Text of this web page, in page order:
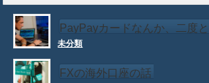
PayPayカードなんか、二度
い！！
未分類
FXの海外口座の話